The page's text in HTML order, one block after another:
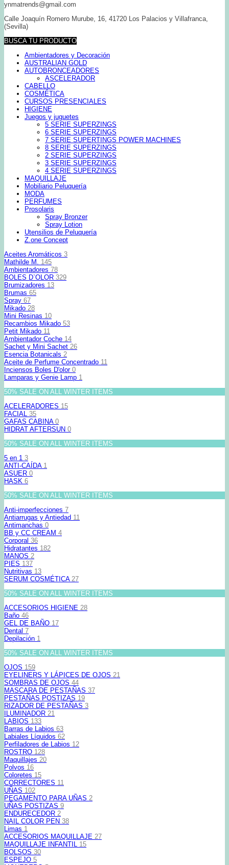
ynmatrends@gmail.com
Calle Joaquín Romero Murube, 16, 41720 Los Palacios y Villafranca,
(Sevilla)
BUSCA TU PRODUCTO
Ambientadores y Decoración
AUSTRALIAN GOLD
AUTOBRONCEADORES
ASCELERADOR
CABELLO
COSMÉTICA
CURSOS PRESENCIALES
HIGIENE
Juegos y juguetes
5 SERIE SUPERZINGS
6 SERIE SUPERZINGS
7 SERIE SUPERTINGS POWER MACHINES
8 SERIE SUPERZINGS
2 SERIE SUPERZINGS
3 SERIE SUPERZINGS
4 SERIE SUPERZINGS
MAQUILLAJE
Mobiliario Peluquería
MODA
PERFUMES
Prosolaris
Spray Bronzer
Spray Lotion
Utensilios de Peluquería
Z.one Concept
Aceites Aromáticos 3
Mathilde M. 145
Ambientadores 78
BOLES D`OLOR 329
Brumizadores 13
Brumas 65
Spray 67
Mikado 28
Mini Resinas 10
Recambios Mikado 53
Petit Mikado 11
Ambientador Coche 14
Sachet y Mini Sachet 26
Esencia Botanicals 2
Aceite de Perfume Concentrado 11
Inciensos Boles D'olor 0
Lamparas y Genie Lamp 1
50% SALE ON ALL WINTER ITEMS
ACELERADORES 15
FACIAL 35
GAFAS CABINA 0
HIDRAT AFTERSUN 0
50% SALE ON ALL WINTER ITEMS
5 en 1 3
ANTI-CAÍDA 1
ASUER 0
HASK 6
50% SALE ON ALL WINTER ITEMS
Anti-imperfecciones 7
Antiarrugas y Antiedad 11
Antimanchas 0
BB y CC CREAM 4
Corporal 36
Hidratantes 182
MANOS 2
PIES 137
Nutritivas 13
SERUM COSMÉTICA 27
50% SALE ON ALL WINTER ITEMS
ACCESORIOS HIGIENE 28
Baño 46
GEL DE BAÑO 17
Dental 7
Depilación 1
50% SALE ON ALL WINTER ITEMS
OJOS 159
EYELINERS Y LÁPICES DE OJOS 21
SOMBRAS DE OJOS 44
MASCARA DE PESTAÑAS 37
PESTAÑAS POSTIZAS 19
RIZADOR DE PESTAÑAS 3
ILUMINADOR 21
LABIOS 133
Barras de Labios 63
Labiales Líquidos 62
Perfiladores de Labios 12
ROSTRO 128
Maquillajes 20
Polvos 16
Coloretes 15
CORRECTORES 11
UÑAS 102
PEGAMENTO PARA UÑAS 2
UÑAS POSTIZAS 9
ENDURECEDOR 2
NAIL COLOR PEN 38
Limas 1
ACCESORIOS MAQUILLAJE 27
MAQUILLAJE INFANTIL 15
BOLSOS 30
ESPEJO 5